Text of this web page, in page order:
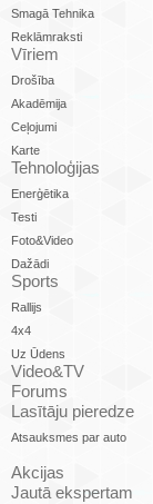
Smagā Tehnika
Reklāmraksti
Vīriem
Drošība
Akadēmija
Ceļojumi
Karte
Tehnoloģijas
Enerģētika
Testi
Foto&Video
Dažādi
Sports
Rallijs
4x4
Uz Ūdens
Video&TV
Forums
Lasītāju pieredze
Atsauksmes par auto
Akcijas
Jautā ekspertam